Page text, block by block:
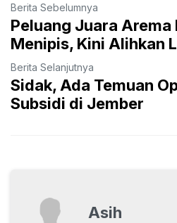
Berita Sebelumnya
Peluang Juara Arema
Menipis, Kini Alihkan
Berita Selanjutnya
Sidak, Ada Temuan
Subsidi di Jember
Asih